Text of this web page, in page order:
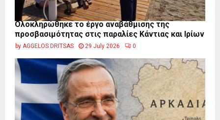
Ολοκληρώθηκε το έργο αναβάθμισης της
προσβασιμότητας στις παραλίες Κάντιας και Ιρίων
by AGGELOS DRITSAS 29 July 2026 0